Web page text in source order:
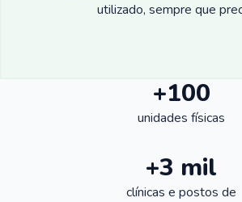
utilizado, sempre que
+100
unidades físicas
+3 mil
clínicas e postos de